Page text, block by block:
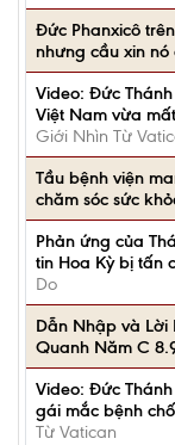
Đức Phanxicô
nhưng cầu xin
Video: Đức
Việt Nam vừa
Giới Nhìn Từ
Tầu bệnh viện
chăm sóc sức
Phản ứng của
tin Hoa Kỳ bị tấn
Do
Dẫn Nhập và Lời
Quanh Năm C
Video: Đức
gái mắc bệnh
Từ Vatican